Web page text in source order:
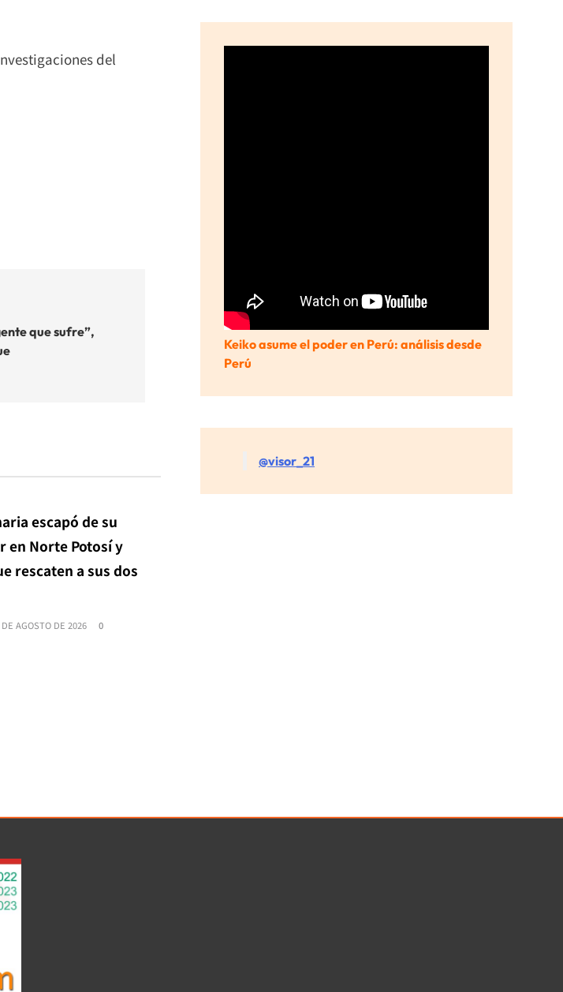
del
que sufre”,
escapó de su
en Norte Potosí y
rescaten a sus dos
AGOSTO DE 2026 0
Keiko asume el poder en Perú: análisis desde
Perú
@visor_21